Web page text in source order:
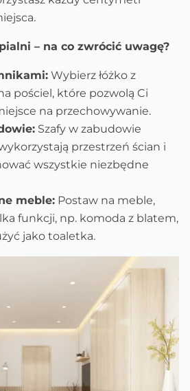
– na co zwrócić uwagę?
Wybierz łóżko z
pościel, które pozwolą Ci
na przechowywanie.
Szafy w zabudowie
przestrzeń ścian i
wszystkie niezbędne
meble: Postaw na meble,
funkcji, np. komoda z blatem,
jako toaletka.